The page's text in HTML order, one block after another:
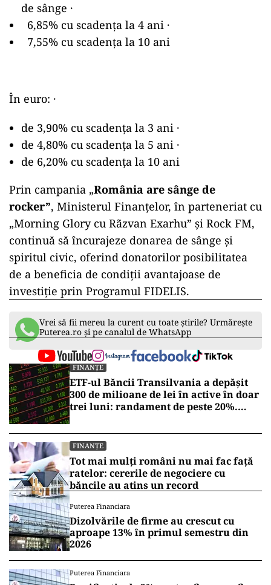
de sânge ·
6,85% cu scadența la 4 ani ·
7,55% cu scadența la 10 ani
În euro: ·
de 3,90% cu scadența la 3 ani ·
de 4,80% cu scadența la 5 ani ·
de 6,20% cu scadența la 10 ani
Prin campania „România are sânge de
rocker”, Ministerul Finanțelor, în parteneriat cu
„Morning Glory cu Rãzvan Exarhu” și Rock FM,
continuă să încurajeze donarea de sânge și
spiritul civic, oferind donatorilor posibilitatea
de a beneficia de condiții avantajoase de
investiție prin Programul FIDELIS.
Vrei să fii mereu la curent cu toate știrile? Urmărește
Puterea.ro și pe canalul de WhatsApp
FINANȚE
ETF-ul Băncii Transilvania a depășit
300 de milioane de lei în active în doar
trei luni: randament de peste 20%.
corecții
FINANȚE
Tot mai mulți români nu mai fac față
ratelor: cererile de negociere cu
băncile au atins un record
Puterea Financiara
Dizolvările de firme au crescut cu
aproape 13% în primul semestru din
2026
Puterea Financiara